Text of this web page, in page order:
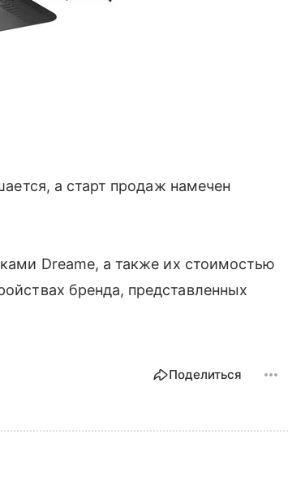
а старт продаж намечен
Dreame, а также их стоимостью
бренда, представленных
Поделиться